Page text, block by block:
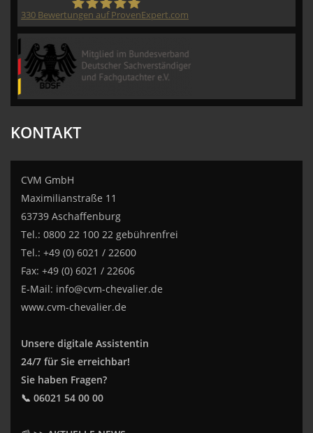
330 Bewertungen auf ProvenExpert.com
KONTAKT
CVM GmbH
Maximilianstraße 11
63739 Aschaffenburg
Tel.: 0800 22 100 22 gebührenfrei
Tel.: +49 (0) 6021 / 22600
Fax: +49 (0) 6021 / 22606
E-Mail: info@cvm-chevalier.de
www.cvm-chevalier.de
Unsere digitale Assistentin
24/7 für Sie erreichbar!
Sie haben Fragen?
📞 06021 54 00 00